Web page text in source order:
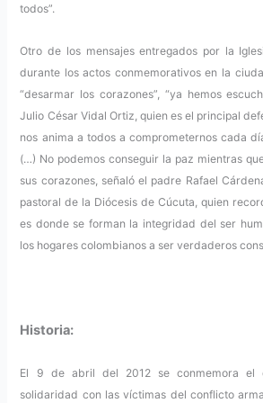
todos”.
Otro de los mensajes entregados por la
durante los actos conmemorativos en la
“desarmar los corazones”, “ya hemos
Julio César Vidal Ortiz, quien es el principal
nos anima a todos a comprometernos cada
(…) No podemos conseguir la paz mientras
sus corazones, señaló el padre Rafael
pastoral de la Diócesis de Cúcuta, quien
es donde se forman la integridad del ser
los hogares colombianos a ser verdaderos
Historia:
El 9 de abril del 2012 se conmemora
solidaridad con las víctimas del conflicto